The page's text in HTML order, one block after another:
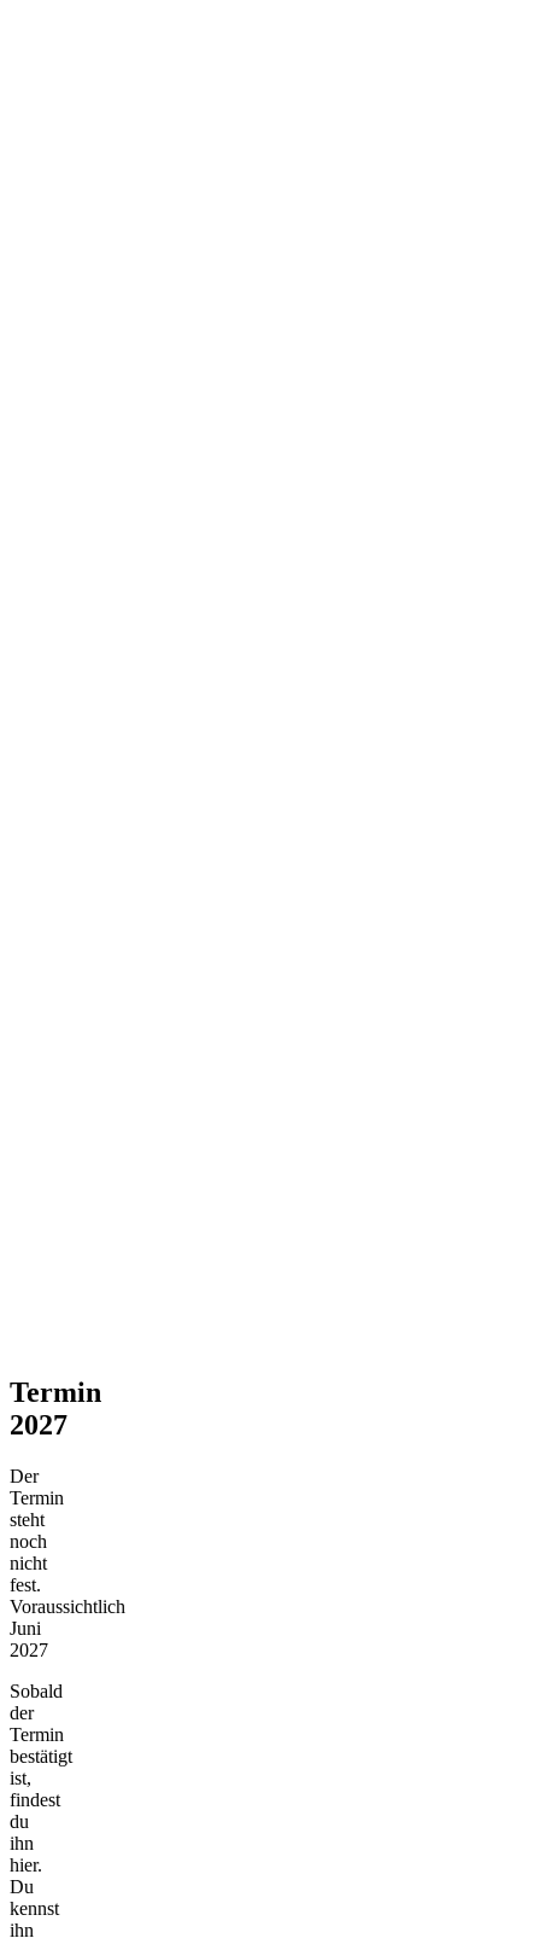
Termin
2027
Der
Termin
steht
noch
nicht
fest.
Voraussichtlich
Juni
2027
Sobald
der
Termin
bestätigt
ist,
findest
du
ihn
hier.
Du
kennst
ihn